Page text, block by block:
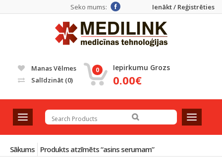
Ienākt / Reģistrēties
Seko mums:
Manas Vēlmes
Salīdzināt (0)
0 Iepirkumu Grozs
0.00€
T
o
g
g
l
T
o
g
l
Sākums Produkts atzīmēts “asins serumam”